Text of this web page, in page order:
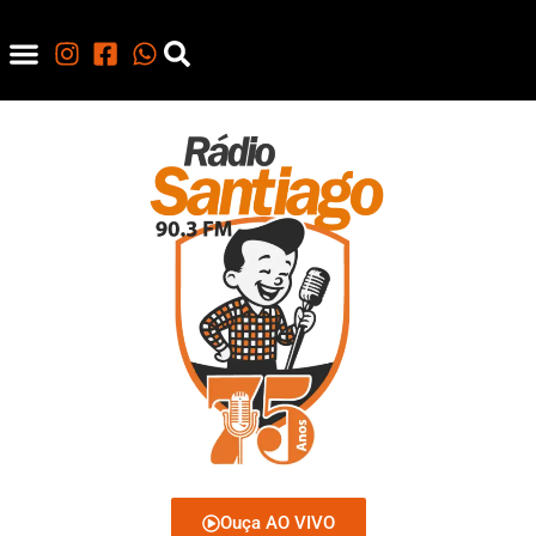
Ouça AO VIVO